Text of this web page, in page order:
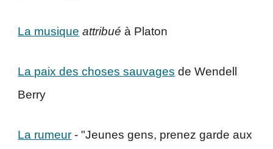
La musique attribuéà Platon
La paix des choses sauvages deWendell
Berry
La rumeur - "Jeunes gens, prenez garde aux